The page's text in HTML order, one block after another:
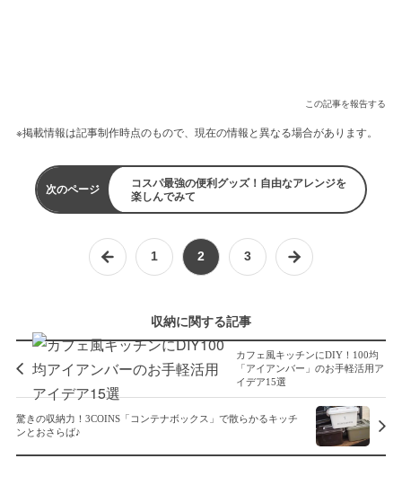
この記事を報告する
※掲載情報は記事制作時点のもので、現在の情報と異なる場合があります。
次のページ
コスパ最強の便利グッズ！自由なアレンジを
楽しんでみて
1 2 3
収納に関する記事
カフェ風キッチンにDIY！100均
「アイアンバー」のお手軽活用ア
イデア15選
驚きの収納力！3COINS「コンテナボックス」で散らかるキッチ
ンとおさらば♪